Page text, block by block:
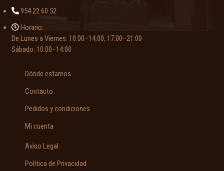
Cartografía
Castilla y León
Cataluña
Cerámica
Cervantes
Cinematografía
Clásicos españoles
Clásicos griegos y latinos
Cómics y tebeos
954 22 60 52
Horario:
De Lunes a Viernes: 10:00–14:00, 17:00–21:00
Sábado: 10:00–14:00
Dónde estamos
Contacto
Pedidos y condiciones
Mi cuenta
Aviso Legal
Política de Privacidad